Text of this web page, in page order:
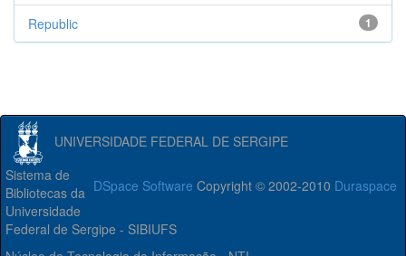
1
Republic
UNIVERSIDADE FEDERAL DE SERGIPE
DSpace Software Copyright © 2002-2010 Duraspace
Sistema de
Bibliotecas da
Universidade
Federal de Sergipe - SIBIUFS